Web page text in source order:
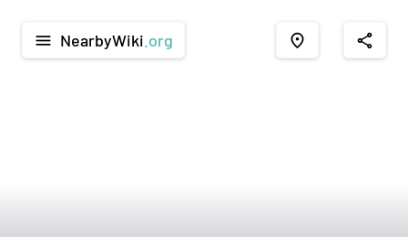
menu NearbyWiki .org place share